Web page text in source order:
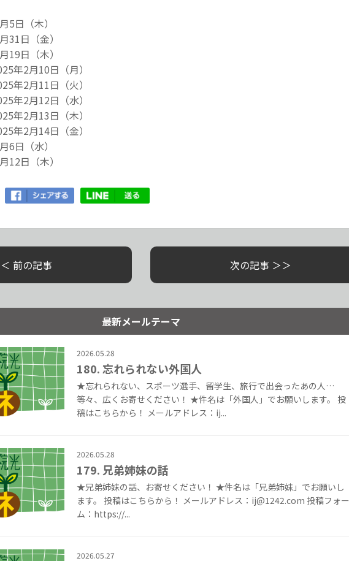
日（木）
日（金）
日（木）
年2月10日（月）
年2月11日（火）
年2月12日（水）
年2月13日（木）
年2月14日（金）
日（水）
日（木）
前の記事 次の記事 ＞＞
最新メールテーマ
2026.05.28
180. 忘れられない外国人
★忘れられない、スポーツ選手、留学生、旅行で出会ったあの人…
等々、広くお寄せください！ ★件名は「外国人」でお願いします。 投
稿はこちらから！ メールアドレス：ij...
2026.05.28
179. 兄弟姉妹の話
★兄弟姉妹の話、お寄せください！ ★件名は「兄弟姉妹」でお願いし
ます。 投稿はこちらから！ メールアドレス：ij@1242.com 投稿フォー
ム：https://...
2026.05.27